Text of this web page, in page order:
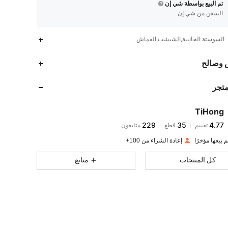
تم البيع بواسطة شي إن
السفن من شي إن
السوستة الجانبية,الشبشب,القماش
وصالح
TiHong
4.77
4.77
l***a تمت متابعة منذ 1 يوم
4.77
35
إعادة الشراء من 100+
كل المنتجات متابع